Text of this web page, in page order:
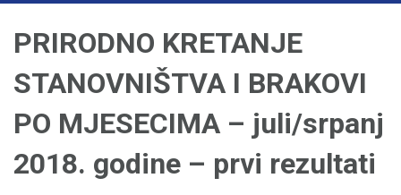
PRIRODNO KRETANJE
STANOVNIŠTVA I BRAKOVI
PO MJESECIMA – juli/srpanj
2018. godine – prvi rezultati